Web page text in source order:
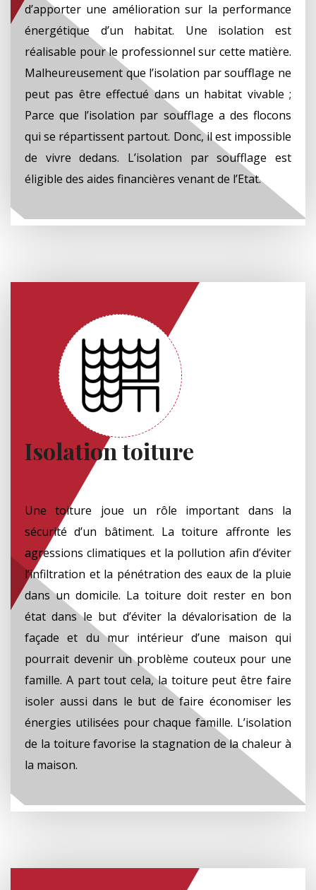
d’apporter une amélioration sur la performance
énergétique d’un habitat. Une isolation est
réalisable pour le professionnel sur cette matière.
Malheureusement que l’isolation par soufflage ne
peut pas être effectué dans un habitat vivable ;
Parce que l’isolation par soufflage a des flocons
qui se répartissent partout. Donc, il est impossible
de vivre dedans. L’isolation par soufflage est
éligible des aides financières venant de l’Etat.
Isolation toiture
Une toiture joue un rôle important dans la
sécurité d’un bâtiment. La toiture affronte les
agressions climatiques et la pollution afin d’éviter
l’infiltration et la pénétration des eaux de la pluie
dans un domicile. La toiture doit rester en bon
état dans le but d’éviter la dévalorisation de la
façade et du mur intérieur d’une maison qui
pourrait devenir un problème couteux pour une
famille. A part tout cela, la toiture peut être faire
isoler aussi dans le but de faire économiser les
énergies utilisées pour chaque famille. L’isolation
de la toiture favorise la stagnation de la chaleur à
la maison.